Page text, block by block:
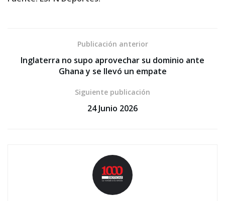
Publicación anterior
Inglaterra no supo aprovechar su dominio ante
Ghana y se llevó un empate
Siguiente publicación
24 Junio 2026